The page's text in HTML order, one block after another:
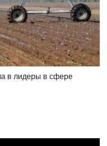
в лидеры в сфере